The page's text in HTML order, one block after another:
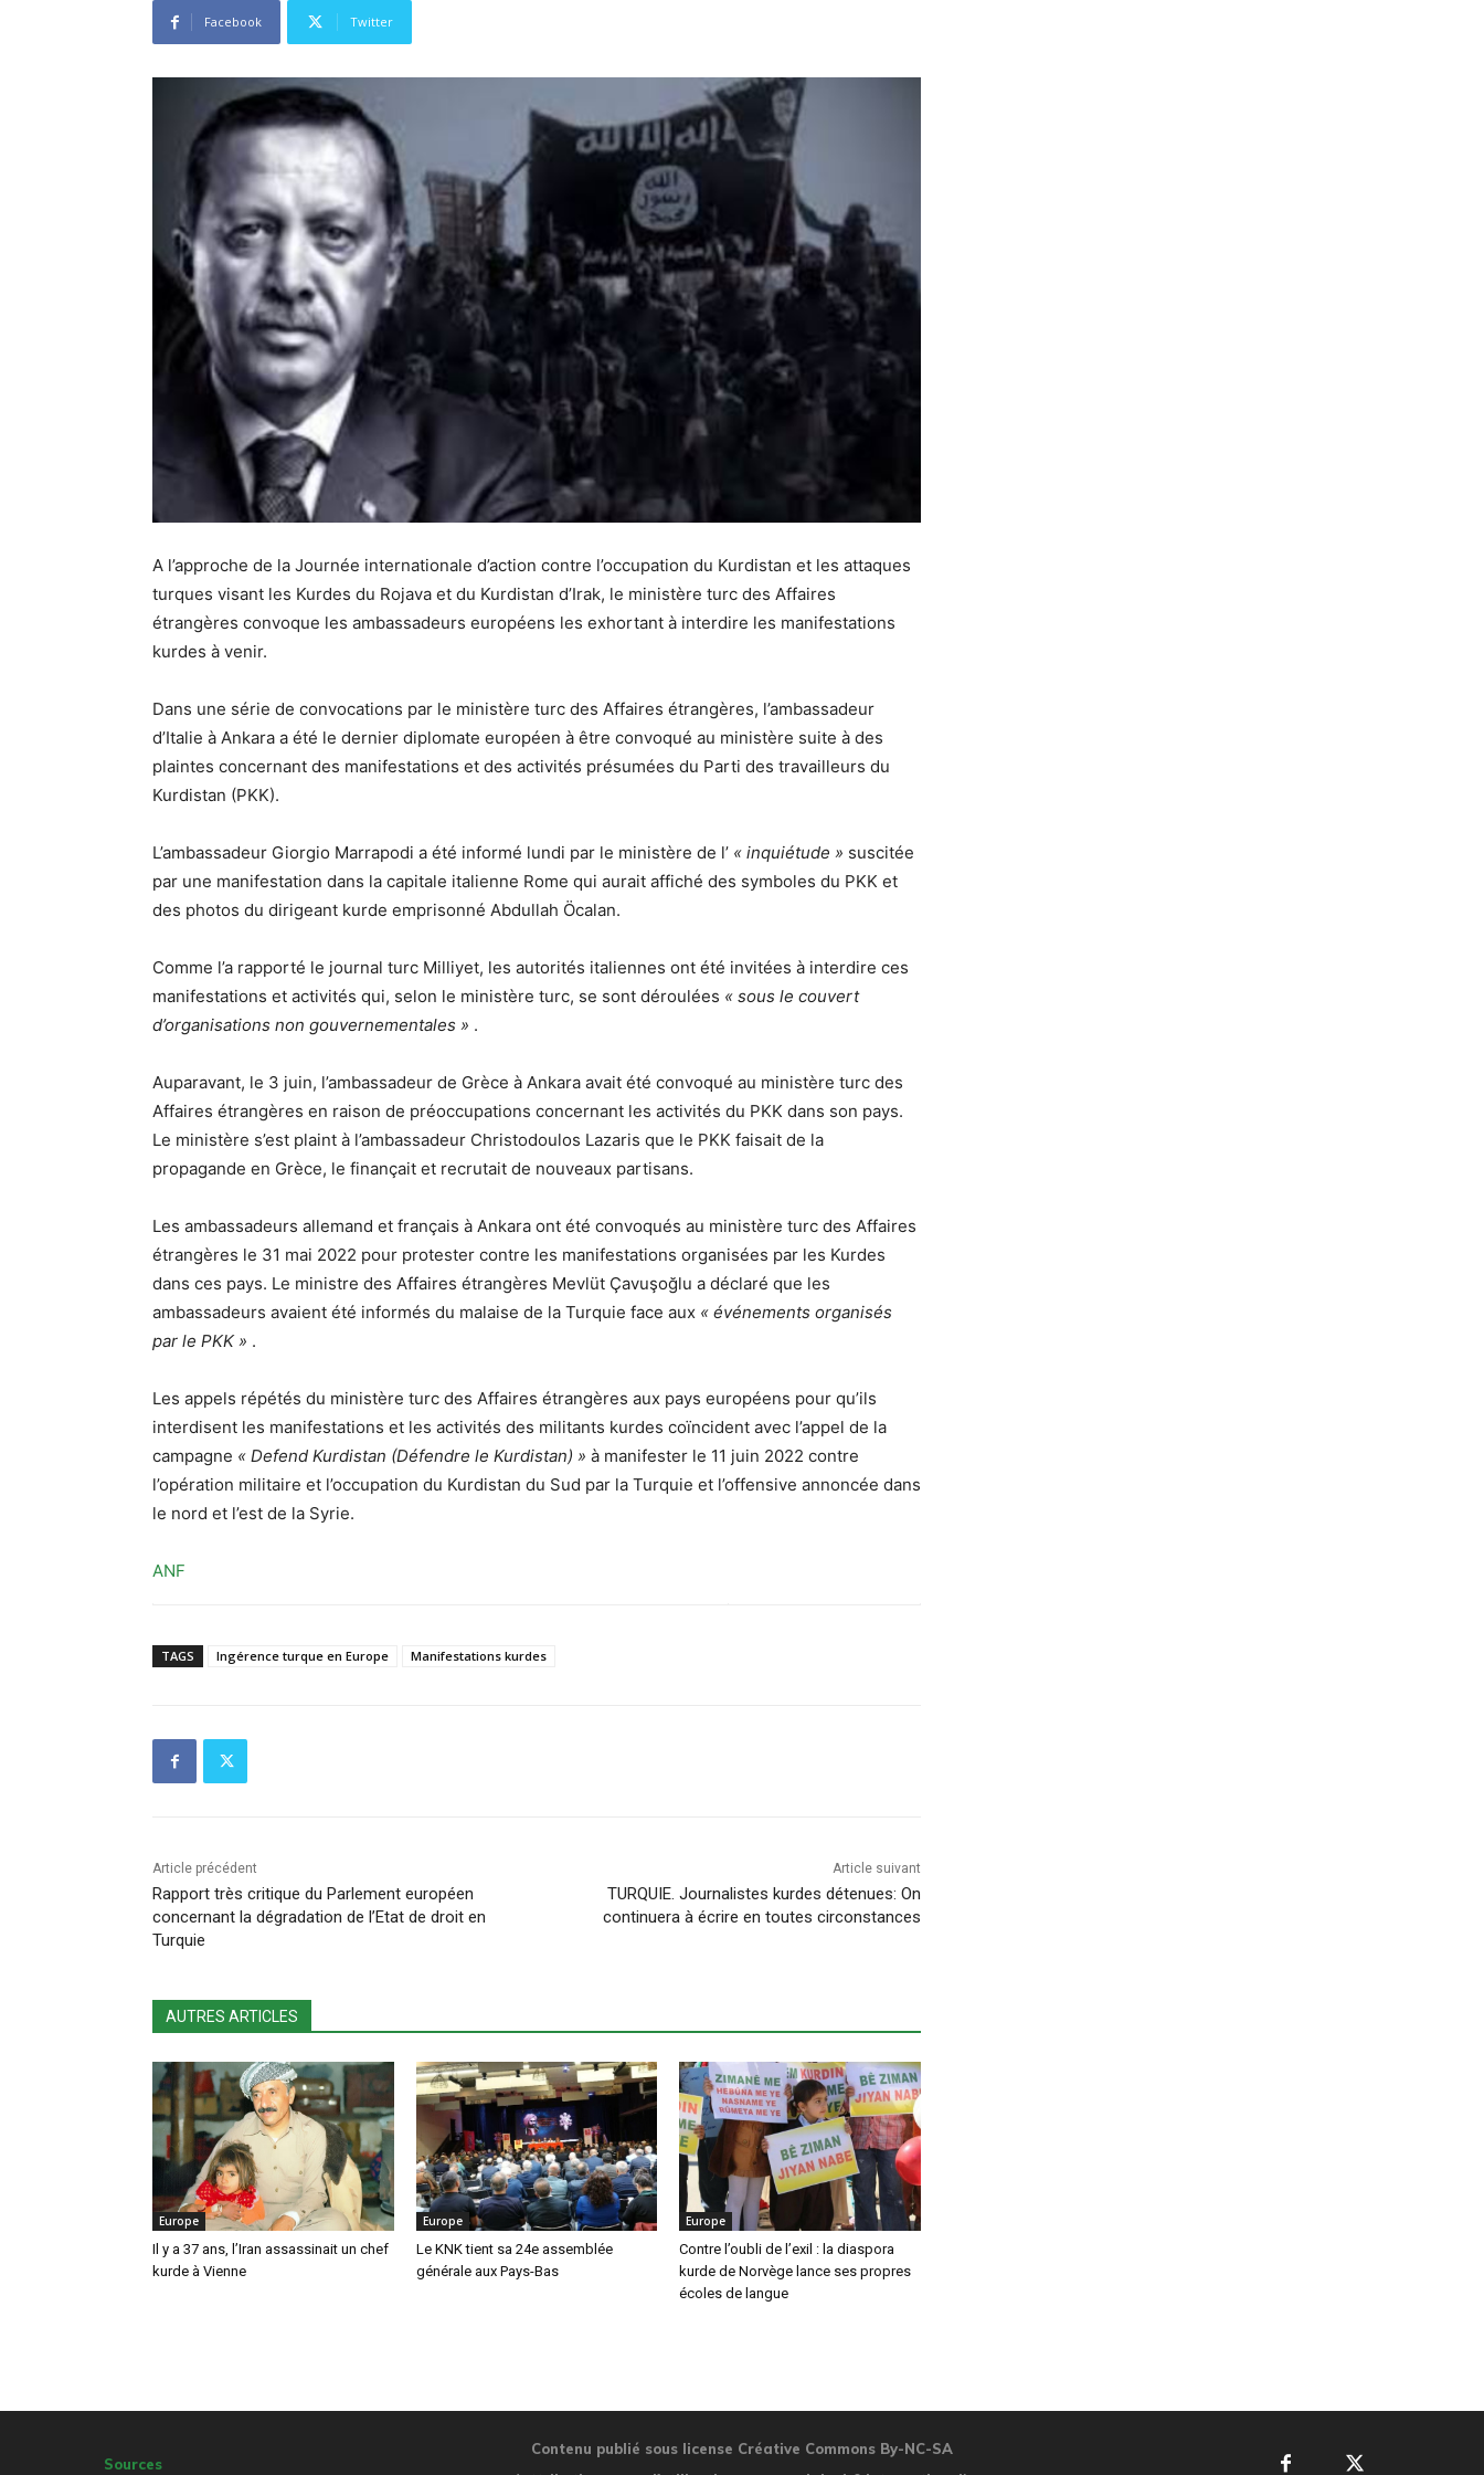
Facebook Twitter
A l’approche de la Journée internationale d’action contre l’occupation du Kurdistan et les attaques
turques visant les Kurdes du Rojava et du Kurdistan d’Irak, le ministère turc des Affaires
étrangères convoque les ambassadeurs européens les exhortant à interdire les manifestations
kurdes à venir.
Dans une série de convocations par le ministère turc des Affaires étrangères, l’ambassadeur
d’Italie à Ankara a été le dernier diplomate européen à être convoqué au ministère suite à des
plaintes concernant des manifestations et des activités présumées du Parti des travailleurs du
Kurdistan (PKK).
L’ambassadeur Giorgio Marrapodi a été informé lundi par le ministère de l’ « inquiétude » suscitée
par une manifestation dans la capitale italienne Rome qui aurait affiché des symboles du PKK et
des photos du dirigeant kurde emprisonné Abdullah Öcalan.
Comme l’a rapporté le journal turc Milliyet, les autorités italiennes ont été invitées à interdire ces
manifestations et activités qui, selon le ministère turc, se sont déroulées « sous le couvert
d’organisations non gouvernementales » .
Auparavant, le 3 juin, l’ambassadeur de Grèce à Ankara avait été convoqué au ministère turc des
Affaires étrangères en raison de préoccupations concernant les activités du PKK dans son pays.
Le ministère s’est plaint à l’ambassadeur Christodoulos Lazaris que le PKK faisait de la
propagande en Grèce, le finançait et recrutait de nouveaux partisans.
Les ambassadeurs allemand et français à Ankara ont été convoqués au ministère turc des Affaires
étrangères le 31 mai 2022 pour protester contre les manifestations organisées par les Kurdes
dans ces pays. Le ministre des Affaires étrangères Mevlüt Çavuşoğlu a déclaré que les
ambassadeurs avaient été informés du malaise de la Turquie face aux « événements organisés
par le PKK » .
Les appels répétés du ministère turc des Affaires étrangères aux pays européens pour qu’ils
interdisent les manifestations et les activités des militants kurdes coïncident avec l’appel de la
campagne « Defend Kurdistan (Défendre le Kurdistan) » à manifester le 11 juin 2022 contre
l’opération militaire et l’occupation du Kurdistan du Sud par la Turquie et l’offensive annoncée dans
le nord et l’est de la Syrie.
ANF
TAGS Ingérence turque en Europe Manifestations kurdes
Article précédent
Rapport très critique du Parlement européen
concernant la dégradation de l’Etat de droit en
Turquie
Article suivant
TURQUIE. Journalistes kurdes détenues: On
continuera à écrire en toutes circonstances
AUTRES ARTICLES
Europe
Il y a 37 ans, l’Iran assassinait un chef
kurde à Vienne
Europe
Le KNK tient sa 24e assemblée
générale aux Pays-Bas
Europe
Contre l’oubli de l’exil : la diaspora
kurde de Norvège lance ses propres
écoles de langue
Sources
Contenu publié sous license Créative Commons By-NC-SA